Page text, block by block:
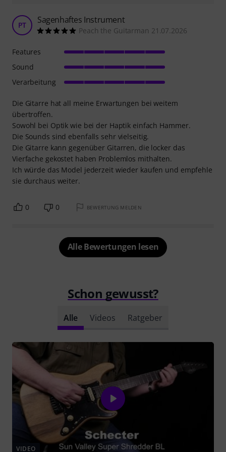
PT Sagenhaftes Instrument
Peach the Guitarman 21.07.2026
Die Gitarre hat all meine Erwartungen bei weitem
übertroffen.
Sowohl bei Optik wie bei der Haptik einfach Hammer.
Die Sounds sind ebenfalls sehr vielseitig.
Die Gitarre kann gegenüber Gitarren, die locker das
Vierfache gekostet haben Problemlos mithalten.
Ich würde das Model jederzeit wieder kaufen und empfehle
sie durchaus weiter.
Features
Sound
Verarbeitung
0 0 BEWERTUNG MELDEN
Alle Bewertungen lesen
Schon gewusst?
Alle Videos Ratgeber
VIDEO